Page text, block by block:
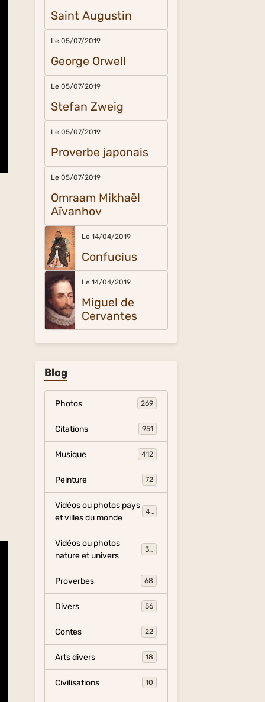
Saint Augustin
Le 05/07/2019
George Orwell
Le 05/07/2019
Stefan Zweig
Le 05/07/2019
Proverbe japonais
Le 05/07/2019
Omraam Mikhaël
Aïvanhov
Le 14/04/2019
Confucius
Le 14/04/2019
Miguel de
Cervantes
Blog
Photos 269
Citations 951
Musique 412
Peinture 72
Vidéos ou photos pays
et villes du monde
454
Vidéos ou photos
nature et univers
325
Proverbes 68
Divers 56
Contes 22
Arts divers 18
Civilisations 10